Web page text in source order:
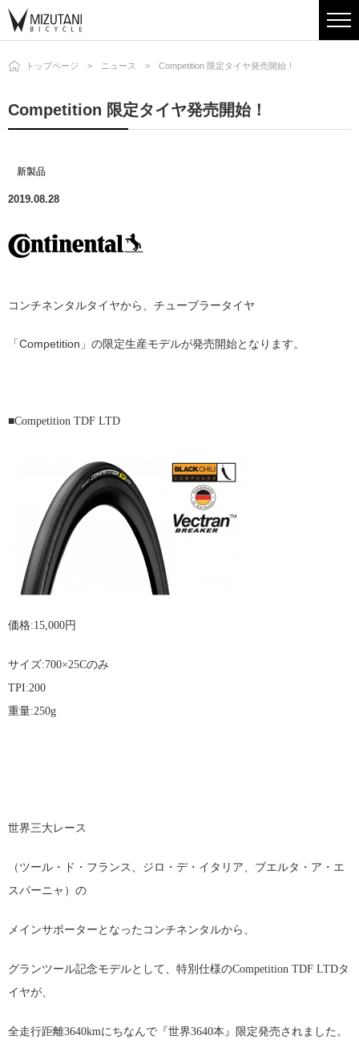
トップページ ニュース Competition 限定タイヤ発売開始！
Competition 限定タイヤ発売開始！
新製品
2019.08.28
コンチネンタルタイヤから、チューブラータイヤ
「Competition」の限定生産モデルが発売開始となります。
■Competition TDF LTD
価格:15,000円
サイズ:700×25Cのみ
TPI:200
重量:250g
世界三大レース
（ツール・ド・フランス、ジロ・デ・イタリア、ブエルタ・ア・エ
スパーニャ）の
メインサポーターとなったコンチネンタルから、
グランツール記念モデルとして、特別仕様のCompetition TDF LTDタ
イヤが、
全走行距離3640kmにちなんで 『世界3640本』限定発売されました。